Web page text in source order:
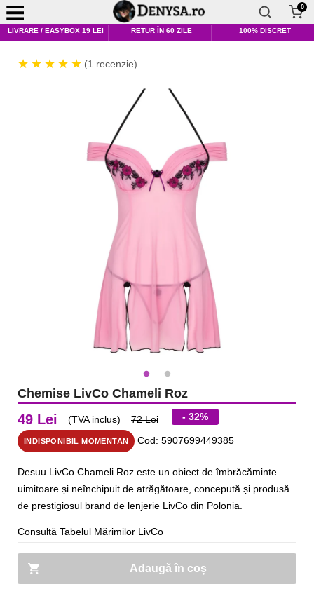
0
LIVRARE / EASYBOX 19 LEI RETUR ÎN 60 ZILE 100% DISCRET
(1 recenzie)
Chemise LivCo Chameli Roz
49 Lei (TVA inclus) 72 Lei - 32%
INDISPONIBIL MOMENTAN Cod: 5907699449385
Desuu LivCo Chameli Roz este un obiect de îmbrăcăminte
uimitoare și neînchipuit de atrăgătoare, concepută și produsă
de prestigiosul brand de lenjerie LivCo din Polonia.
Consultă Tabelul Mărimilor LivCo
Adaugă în coș